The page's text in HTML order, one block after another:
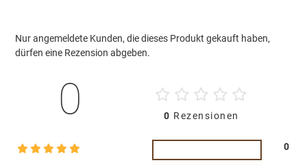
0 0 Rezensionen
0
Nur angemeldete Kunden, die dieses Produkt gekauft haben,
dürfen eine Rezension abgeben.